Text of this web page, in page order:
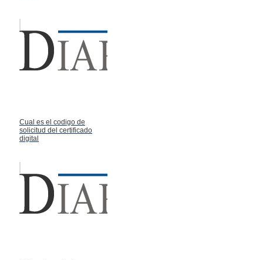
Cual es el codigo de
solicitud del certificado
digital